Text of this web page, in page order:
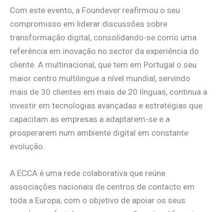
Com este evento, a Foundever reafirmou o seu
compromisso em liderar discussões sobre
transformação digital, consolidando-se como uma
referência em inovação no sector da experiência do
cliente. A multinacional, que tem em Portugal o seu
maior centro multilingue a nível mundial, servindo
mais de 30 clientes em mais de 20 línguas, continua a
investir em tecnologias avançadas e estratégias que
capacitam as empresas a adaptarem-se e a
prosperarem num ambiente digital em constante
evolução.
A ECCA é uma rede colaborativa que reúne
associações nacionais de centros de contacto em
toda a Europa, com o objetivo de apoiar os seus